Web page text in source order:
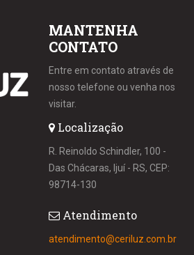
MANTENHA
CONTATO
Entre em contato através de
nosso telefone ou venha nos
visitar.
Localização
R. Reinoldo Schindler, 100 -
Das Chácaras, Ijuí - RS, CEP:
98714-130
Atendimento
atendimento@ceriluz.com.br